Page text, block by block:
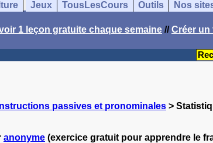
Jeux TousLesCours Outils Nos
1 leçon gratuite chaque semaine //Créer un
passives et pronominales >
anonyme (exercice gratuit pour apprendre le